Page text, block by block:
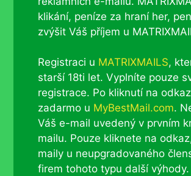
klikání, peníze za hraní her,
zvýšit Váš příjem u
Registraci u MATRIXMAILS,
starší 18ti let. Vyplníte pouze
registrace. Po kliknutí na
zadarmo u MyBestMail.com.
Váš e-mail uvedený v prvním
mailu. Pouze kliknete na
maily u neupgradovaného
firem tohoto typu další